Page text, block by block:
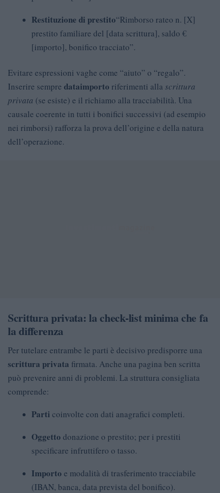
Restituzione di prestito“Rimborso rateo n. [X]
prestito familiare del [data scrittura], saldo €
[importo], bonifico tracciato”.
Evitare espressioni vaghe come “aiuto” o “regalo”.
Inserire sempre dataimporto riferimenti alla scrittura
privata (se esiste) e il richiamo alla tracciabilità. Una
causale coerente in tutti i bonifici successivi (ad esempio
nei rimborsi) rafforza la prova dell’origine e della natura
dell’operazione.
Scrittura privata: la check-list minima che fa
la differenza
Per tutelare entrambe le parti è decisivo predisporre una
scrittura privata firmata. Anche una pagina ben scritta
può prevenire anni di problemi. La struttura consigliata
comprende:
Parti coinvolte con dati anagrafici completi.
Oggetto donazione o prestito; per i prestiti
specificare infruttifero o tasso.
Importo e modalità di trasferimento tracciabile
(IBAN, banca, data prevista del bonifico).